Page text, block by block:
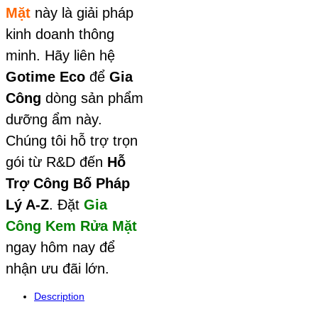
Mặt này là giải pháp
kinh doanh thông
minh. Hãy liên hệ
Gotime Eco để Gia
Công dòng sản phẩm
dưỡng ẩm này.
Chúng tôi hỗ trợ trọn
gói từ R&D đến Hỗ
Trợ Công Bố Pháp
Lý A-Z. Đặt Gia
Công Kem Rửa Mặt
ngay hôm nay để
nhận ưu đãi lớn.
Description